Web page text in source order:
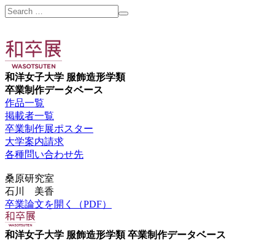
和洋女子大学 服飾造形学類
卒業制作データベース
作品一覧
掲載者一覧
卒業制作展ポスター
大学案内請求
各種問い合わせ先
桑原研究室
石川 美香
卒業論文を開く（PDF）
和洋女子大学 服飾造形学類 卒業制作データベース